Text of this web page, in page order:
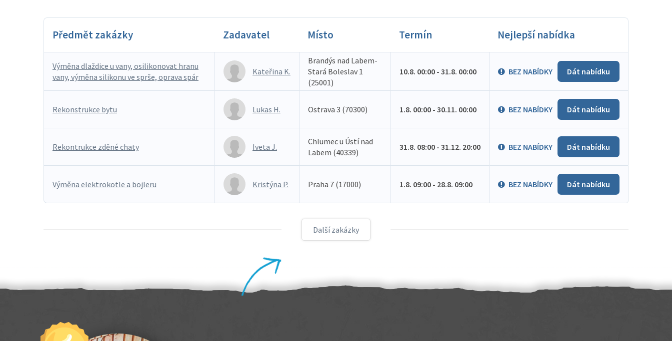
Předmět zakázky Zadavatel Místo Termín Nejlepší nabídka
Výměna dlaždice u vany, osilikonovat hranu
vany, výměna silikonu ve sprše, oprava spár
Kateřina K.
Brandýs nad Labem-
Stará Boleslav 1
(25001)
10.8. 00:00 - 31.8. 00:00 BEZ NABÍDKY Dát nabídku
Rekonstrukce bytu Lukas H. Ostrava 3 (70300) 1.8. 00:00 - 30.11. 00:00 BEZ NABÍDKY Dát nabídku
Rekontrukce zděné chaty Iveta J.
Chlumec u Ústí nad
Labem (40339)
31.8. 08:00 - 31.12. 20:00 BEZ NABÍDKY Dát nabídku
Výměna elektrokotle a bojleru Kristýna P. Praha 7 (17000) 1.8. 09:00 - 28.8. 09:00 BEZ NABÍDKY Dát nabídku
Další zakázky